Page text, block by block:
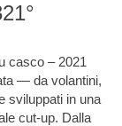
casco – 2021
— da volantini,
sviluppati in una
cut-up. Dalla